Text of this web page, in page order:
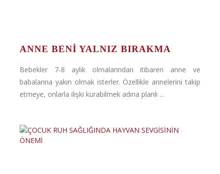
ANNE BENI YALNIZ BIRAKMA
Bebekler 7-8 aylık olmalarından itibaren anne ve
babalarına yakın olmak isterler. Özellikle annelerini takip
etmeye, onlarla ilişki kurabilmek adına planlı ...